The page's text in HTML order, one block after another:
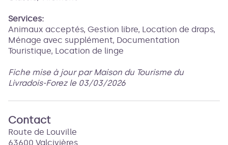
Services:
Animaux acceptés, Gestion libre, Location de draps,
Ménage avec supplément, Documentation
Touristique, Location de linge
Fiche mise à jour par Maison du Tourisme du
Livradois-Forez le 03/03/2026
Contact
Route de Louville
63600 Valcivières